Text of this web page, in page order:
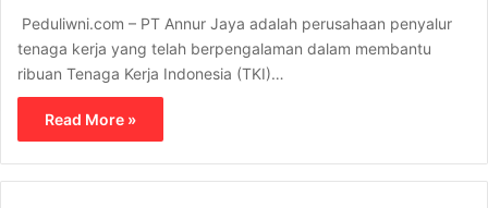
Peduliwni.com – PT Annur Jaya adalah perusahaan penyalur
tenaga kerja yang telah berpengalaman dalam membantu
ribuan Tenaga Kerja Indonesia (TKI)…
Read More »